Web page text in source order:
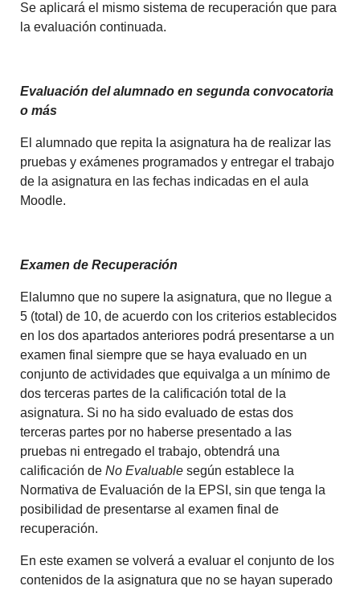
Se aplicará el mismo sistema de recuperación que para
la evaluación continuada.
Evaluación del alumnado en segunda convocatoria
o más
El alumnado que repita la asignatura ha de realizar las
pruebas y exámenes programados y entregar el trabajo
de la asignatura en las fechas indicadas en el aula
Moodle.
Examen de Recuperación
Elalumno que no supere la asignatura, que no llegue a
5 (total) de 10, de acuerdo con los criterios establecidos
en los dos apartados anteriores podrá presentarse a un
examen final siempre que se haya evaluado en un
conjunto de actividades que equivalga a un mínimo de
dos terceras partes de la calificación total de la
asignatura. Si no ha sido evaluado de estas dos
terceras partes por no haberse presentado a las
pruebas ni entregado el trabajo, obtendrá una
calificación deNo Evaluable según establece la
Normativa de Evaluación de la EPSI, sin que tenga la
posibilidad de presentarse al examen final de
recuperación.
En este examen se volverá a evaluar el conjunto de los
contenidos de la asignatura que no se hayan superado